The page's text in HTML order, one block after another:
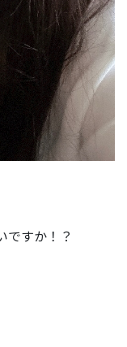
ですか！？